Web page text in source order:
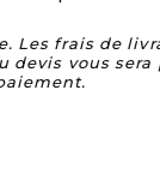
Les frais de
devis vous